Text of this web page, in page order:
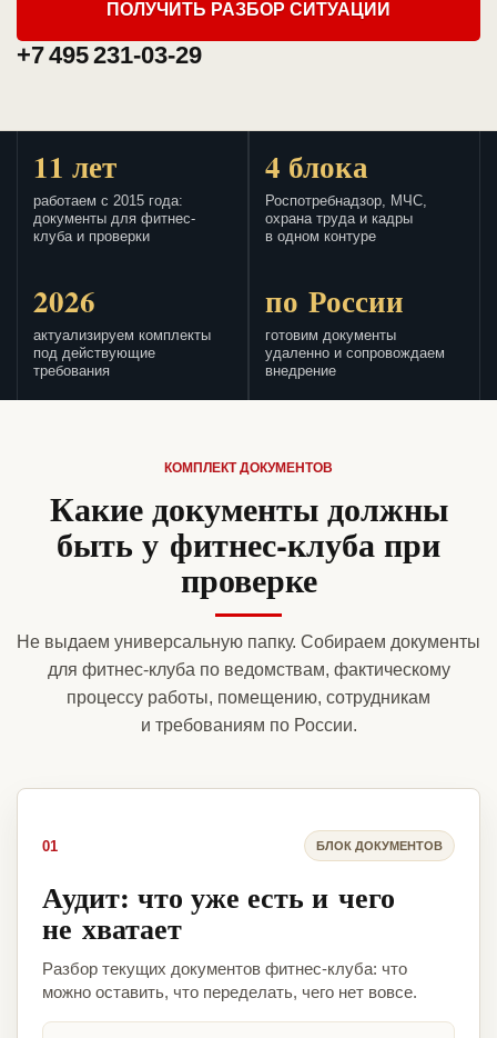
ПОЛУЧИТЬ РАЗБОР СИТУАЦИИ
+7 495 231-03-29
11 лет
работаем с 2015 года:
документы для фитнес-
клуба и проверки
4 блока
Роспотребнадзор, МЧС,
охрана труда и кадры
в одном контуре
2026
актуализируем комплекты
под действующие
требования
по России
готовим документы
удаленно и сопровождаем
внедрение
КОМПЛЕКТ ДОКУМЕНТОВ
Какие документы должны
быть у фитнес-клуба при
проверке
Не выдаем универсальную папку. Собираем документы
для фитнес-клуба по ведомствам, фактическому
процессу работы, помещению, сотрудникам
и требованиям по России.
01 БЛОК ДОКУМЕНТОВ
Аудит: что уже есть и чего
не хватает
Разбор текущих документов фитнес-клуба: что
можно оставить, что переделать, чего нет вовсе.